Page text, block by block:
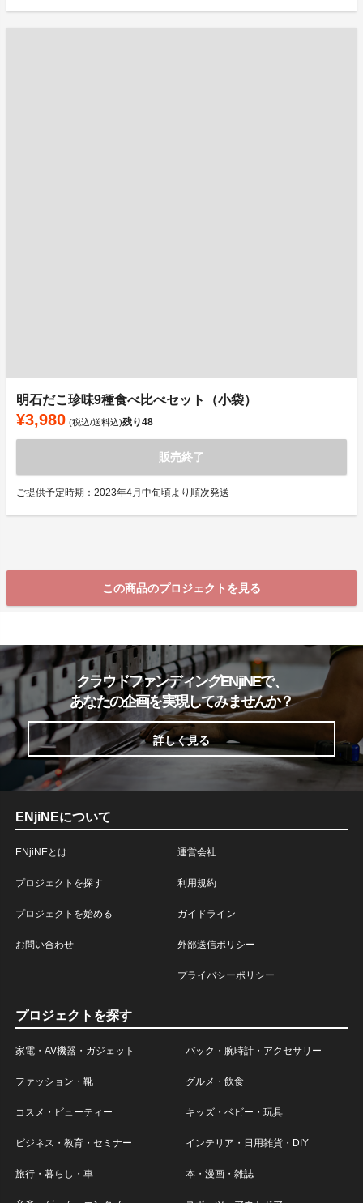
明石だこ珍味9種食べ比べセット（小袋）
¥3,980 (税込/送料込)残り48
販売終了
ご提供予定時期：2023年4月中旬頃より順次発送
この商品のプロジェクトを見る
クラウドファンディングENjiNEで、
あなたの企画を実現してみませんか？
詳しく見る
ENjiNEについて
ENjiNEとは
プロジェクトを探す
プロジェクトを始める
お問い合わせ
運営会社
利用規約
ガイドライン
外部送信ポリシー
プライバシーポリシー
プロジェクトを探す
家電・AV機器・ガジェット バック・腕時計・アクセサリー
ファッション・靴 グルメ・飲食
コスメ・ビューティー キッズ・ベビー・玩具
ビジネス・教育・セミナー インテリア・日用雑貨・DIY
旅行・暮らし・車 本・漫画・雑誌